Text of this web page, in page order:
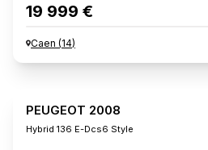
19 999 €
Caen (14)
PEUGEOT 2008
Hybrid 136 E-Dcs6 Style